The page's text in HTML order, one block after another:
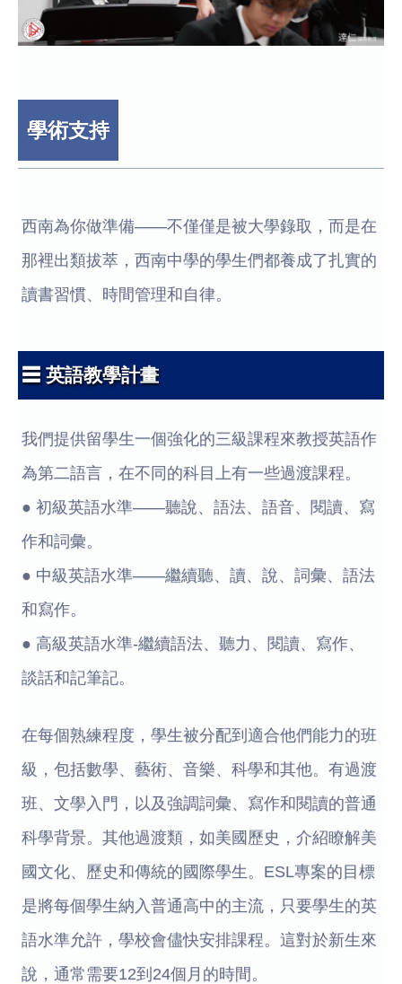
學術支持
西南為你做準備——不僅僅是被大學錄取，而是在
那裡出類拔萃，西南中學的學生們都養成了扎實的
讀書習慣、時間管理和自律。
☰ 英語教學計畫
我們提供留學生一個強化的三級課程來教授英語作
為第二語言，在不同的科目上有一些過渡課程。
● 初級英語水準——聽說、語法、語音、閱讀、寫
作和詞彙。
● 中級英語水準——繼續聽、讀、說、詞彙、語法
和寫作。
● 高級英語水準-繼續語法、聽力、閱讀、寫作、
談話和記筆記。
在每個熟練程度，學生被分配到適合他們能力的班
級，包括數學、藝術、音樂、科學和其他。有過渡
班、文學入門，以及強調詞彙、寫作和閱讀的普通
科學背景。其他過渡類，如美國歷史，介紹瞭解美
國文化、歷史和傳統的國際學生。ESL專案的目標
是將每個學生納入普通高中的主流，只要學生的英
語水準允許，學校會儘快安排課程。這對於新生來
說，通常需要12到24個月的時間。